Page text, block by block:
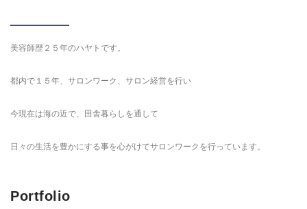
美容師歴２５年のハヤトです。
都内で１５年、サロンワーク、サロン経営を行い
今現在は海の近で、田舎暮らしを通して
日々の生活を豊かにする事を心がけてサロンワークを行っています。
Portfolio